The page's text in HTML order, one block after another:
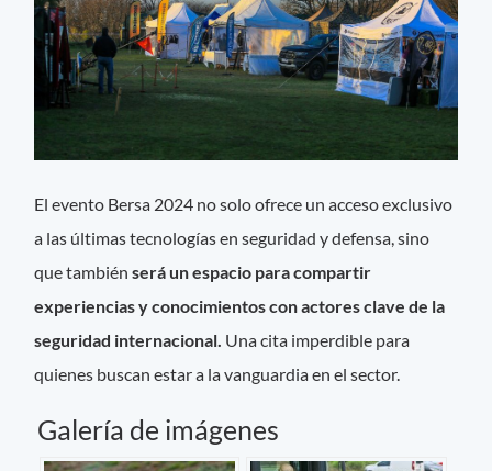
El evento Bersa 2024 no solo ofrece un acceso exclusivo
a las últimas tecnologías en seguridad y defensa, sino
que también será un espacio para compartir
experiencias y conocimientos con actores clave de la
seguridad internacional. Una cita imperdible para
quienes buscan estar a la vanguardia en el sector.
Galería de imágenes